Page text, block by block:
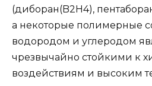
(диборан(B2H4),
а некоторые полимерные
водородом и углеродом
чрезвычайно стойкими к
воздействиям и высоким